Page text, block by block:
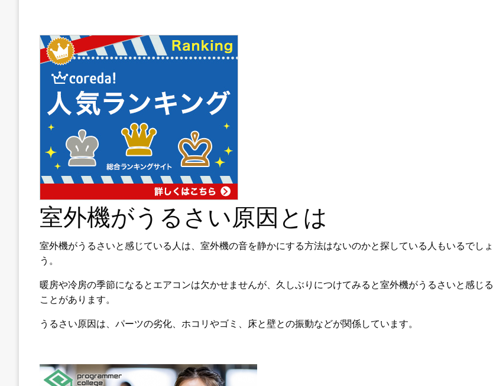
室外機がうるさい原因とは
室外機がうるさいと感じている人は、室外機の音を静かにする方法はないのかと探している人もいるでしょ
う。
暖房や冷房の季節になるとエアコンは欠かせませんが、久しぶりにつけてみると室外機がうるさいと感じる
ことがあります。
うるさい原因は、パーツの劣化、ホコリやゴミ、床と壁との振動などが関係しています。